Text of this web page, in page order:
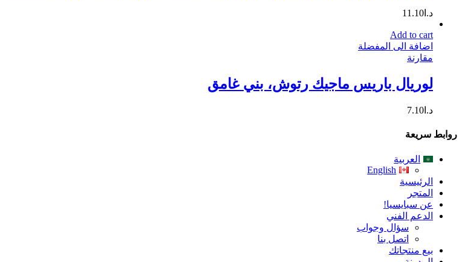
د.ا 11.10
Add to cart
اضافة الى المفضلة
مقارنة
لوريال باريس ماجيك رتوش، بني غامق
د.ا 7.10
روابط سريعة
العربية
English
الرئيسية
المتجر
عن سبايسيا!
الدعم الفني
سؤال وجواب
اتصل بنا
بيع منتجاتك